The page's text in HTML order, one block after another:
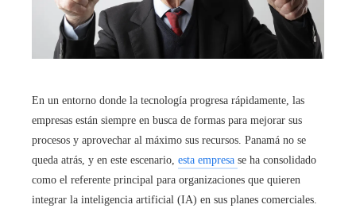
En un entorno donde la tecnología progresa rápidamente, las
empresas están siempre en busca de formas para mejorar sus
procesos y aprovechar al máximo sus recursos. Panamá no se
queda atrás, y en este escenario, esta empresa se ha consolidado
como el referente principal para organizaciones que quieren
integrar la inteligencia artificial (IA) en sus planes comerciales.